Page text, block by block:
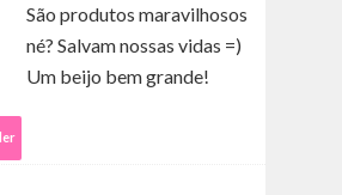
São produtos maravilhosos
né? Salvam nossas vidas =)
Um beijo bem grande!